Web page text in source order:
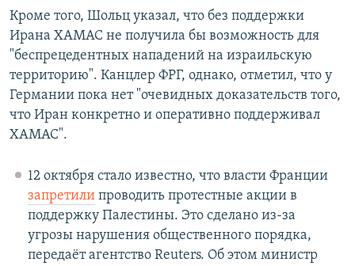
Кроме того, Шольц указал, что без поддержки
Ирана ХАМАС не получила бы возможность для
"беспрецедентных нападений на израильскую
территорию". Канцлер ФРГ, однако, отметил, что у
Германии пока нет "очевидных доказательств того,
что Иран конкретно и оперативно поддерживал
ХАМАС".
12 октября стало известно, что власти Франции
запретилипроводить протестные акции в
поддержку Палестины. Это сделано из-за
угрозы нарушения общественного порядка,
передаёт агентство Reuters. Об этом министр